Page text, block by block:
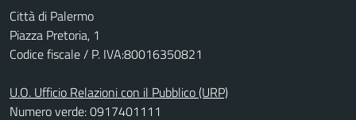
Città di Palermo
Piazza Pretoria, 1
Codice fiscale / P. IVA:80016350821
U.O. Ufficio Relazioni con il Pubblico (URP)
Numero verde: 0917401111